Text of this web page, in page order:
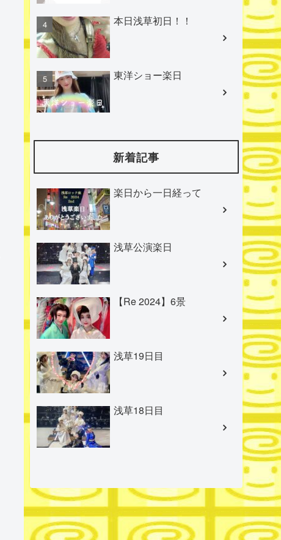
本日浅草初日！！
東洋ショー楽日
新着記事
楽日から一日経って
浅草公演楽日
【Re 2024】6景
浅草19日目
浅草18日目